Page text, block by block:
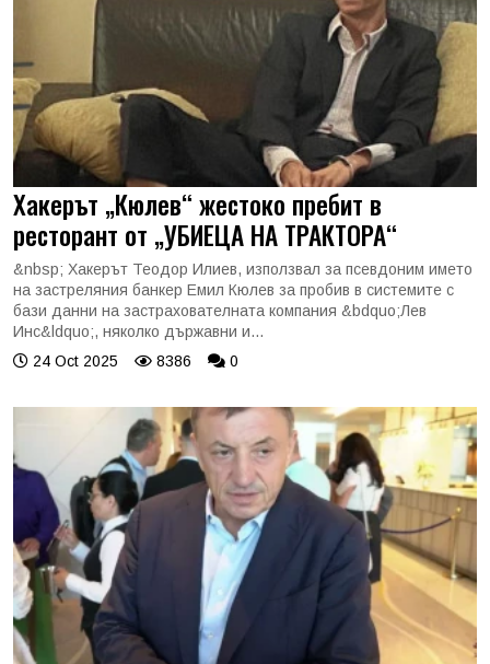
Хакерът „Кюлев“ жестоко пребит в
ресторант от „УБИЕЦА НА ТРАКТОРА“
&nbsp; Хакерът Теодор Илиев, използвал за псевдоним името
на застреляния банкер Емил Кюлев за пробив в системите с
бази данни на застрахователната компания &bdquo;Лев
Инс&ldquo;, няколко държавни и...
24 Oct 2025
8386 0